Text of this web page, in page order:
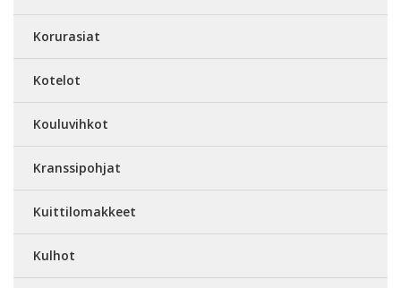
Korurasiat
Kotelot
Kouluvihkot
Kranssipohjat
Kuittilomakkeet
Kulhot